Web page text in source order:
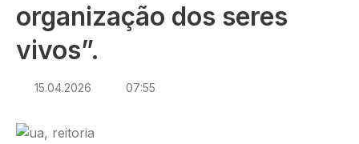
organização dos seres
vivos”.
15.04.2026 07:55
Imagem